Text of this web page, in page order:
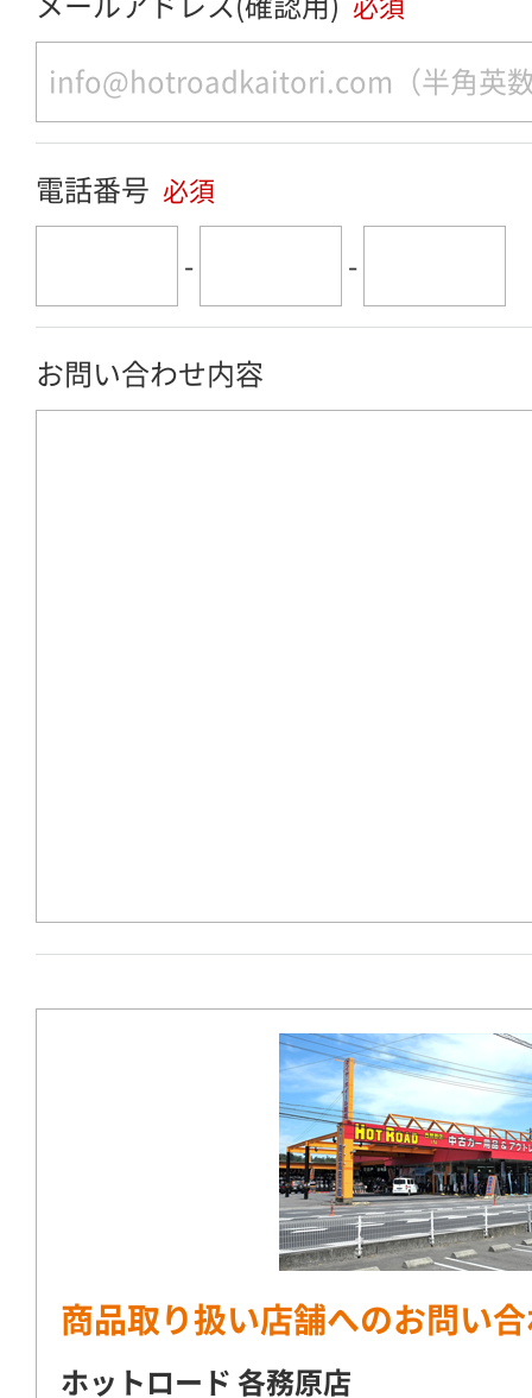
メールアドレス(確認用) 必須
電話番号 必須
- -
お問い合わせ内容
商品取り扱い店舗へのお問い
ホットロード 各務原店